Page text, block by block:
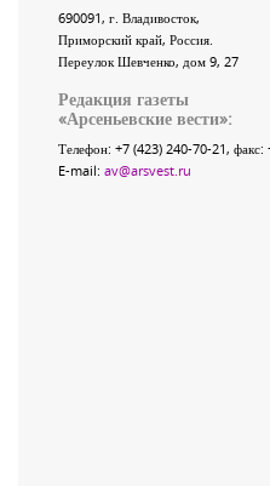
690091, г. Владивосток,
Приморский край, Россия.
Переулок Шевченко, дом 9, 27
Редакция газеты
«Арсеньевские вести»:
Телефон: +7 (423) 240-70-21, факс:
E-mail: av@arsvest.ru